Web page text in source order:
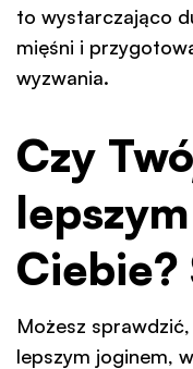
to wystarczająco
mięśni i
wyzwania.
Czy
Ciebie?
Możesz
lepszym joginem,